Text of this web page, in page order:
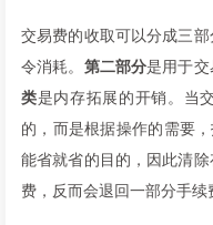
交易费的收取可以分成三部
令消耗。 第二部分是用于交
类是内存拓展的开销。当
的，而是根据操作的需要
能省就省的目的，因此清
费，反而会退回一部分手续